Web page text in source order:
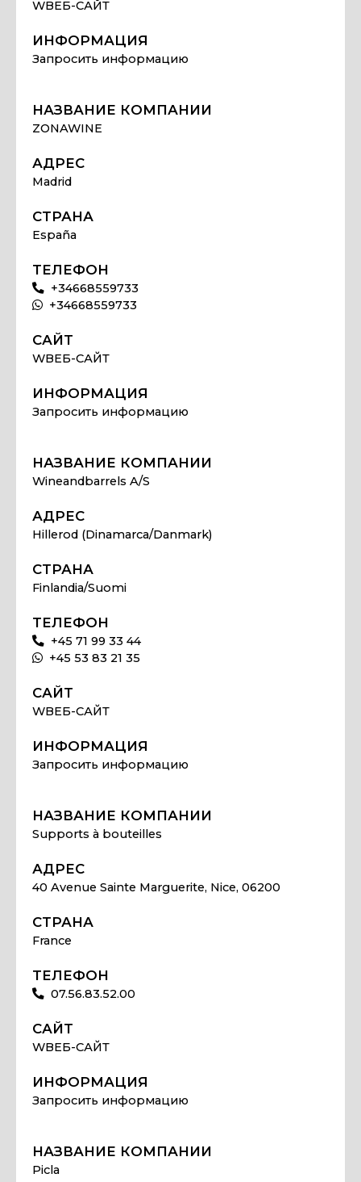
WВЕБ-САЙТ
ИНФОРМАЦИЯ
Запросить информацию
НАЗВАНИЕ КОМПАНИИ
ZONAWINE
АДРЕС
Madrid
СТРАНА
España
ТЕЛЕФОН
+34668559733
+34668559733
САЙТ
WВЕБ-САЙТ
ИНФОРМАЦИЯ
Запросить информацию
НАЗВАНИЕ КОМПАНИИ
Wineandbarrels A/S
АДРЕС
Hillerod (Dinamarca/Danmark)
СТРАНА
Finlandia/Suomi
ТЕЛЕФОН
+45 71 99 33 44
+45 53 83 21 35
САЙТ
WВЕБ-САЙТ
ИНФОРМАЦИЯ
Запросить информацию
НАЗВАНИЕ КОМПАНИИ
Supports à bouteilles
АДРЕС
40 Avenue Sainte Marguerite, Nice, 06200
СТРАНА
France
ТЕЛЕФОН
07.56.83.52.00
САЙТ
WВЕБ-САЙТ
ИНФОРМАЦИЯ
Запросить информацию
НАЗВАНИЕ КОМПАНИИ
Picla